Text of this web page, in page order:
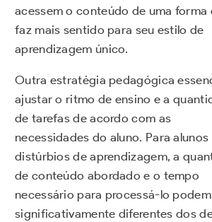
acessem o conteúdo de uma forma
faz mais sentido para seu estilo de
aprendizagem único.
Outra estratégia pedagógica
ajustar o ritmo de ensino e a
de tarefas de acordo com as
necessidades do aluno. Para
distúrbios de aprendizagem, a
de conteúdo abordado e o tempo
necessário para processá-lo
significativamente diferentes dos